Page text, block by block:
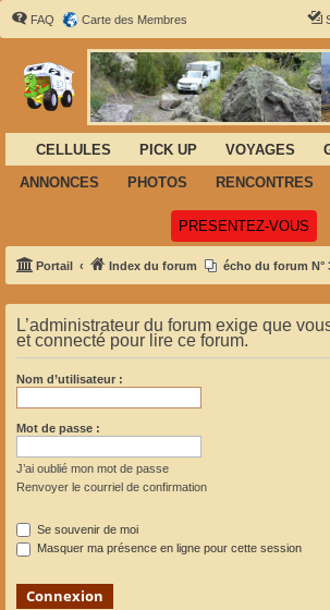
FAQ Carte des Membres
CELLULES PICK UP VOYAGES
ANNONCES
PHOTOS RENCONTRES
PRESENTEZ-VOUS
Portail Index du forum écho du forum N°
L’administrateur du forum exige que
et connecté pour lire ce forum.
Nom d’utilisateur :
Mot de passe :
J’ai oublié mon mot de passe
Renvoyer le courriel de confirmation
Se souvenir de moi
Masquer ma présence en ligne pour cette session